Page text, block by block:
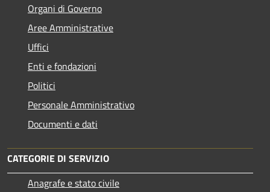
Organi di Governo
Aree Amministrative
Uffici
Enti e fondazioni
Politici
Personale Amministrativo
Documenti e dati
CATEGORIE DI SERVIZIO
Anagrafe e stato civile